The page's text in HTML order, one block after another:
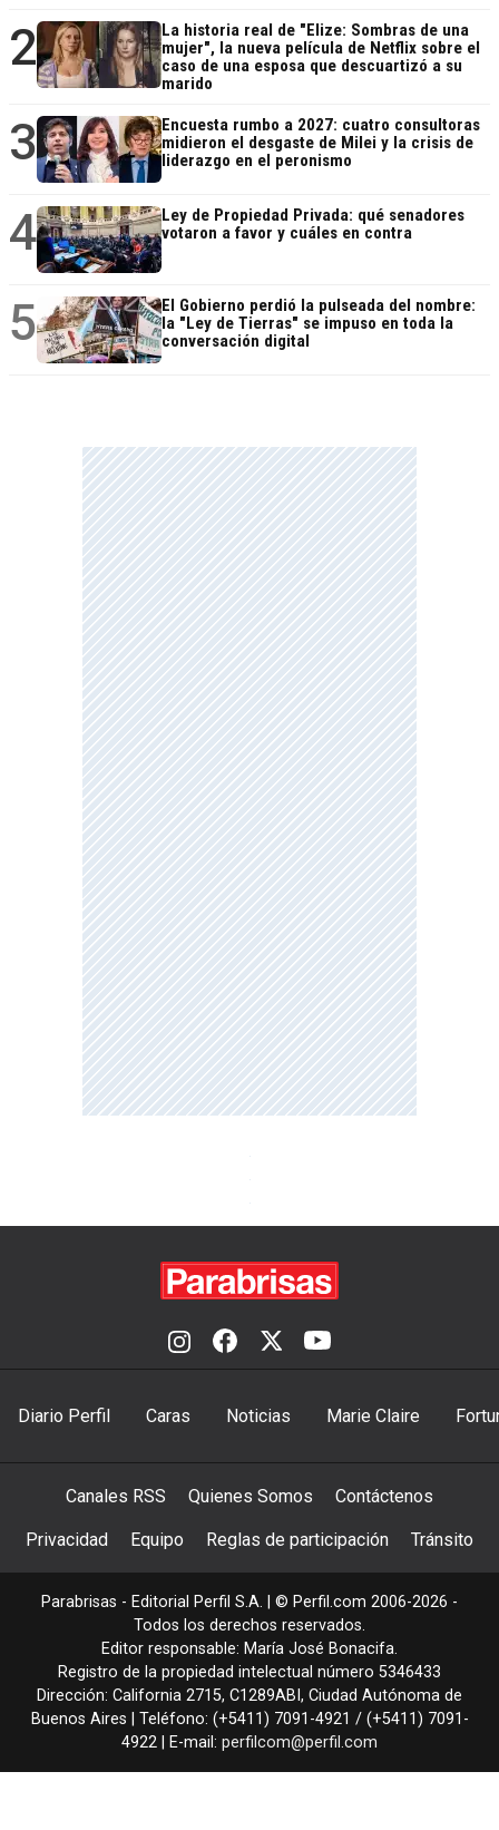
2
La historia real de "Elize: Sombras de una
mujer", la nueva película de Netflix sobre el
caso de una esposa que descuartizó a su
marido
3
Encuesta rumbo a 2027: cuatro consultoras
midieron el desgaste de Milei y la crisis de
liderazgo en el peronismo
4
Ley de Propiedad Privada: qué senadores
votaron a favor y cuáles en contra
5
El Gobierno perdió la pulseada del nombre:
la "Ley de Tierras" se impuso en toda la
conversación digital
Diario Perfil Caras Noticias Marie Claire
Canales RSS Quienes Somos Contáctenos
Privacidad Equipo Reglas de participación Tránsito
Parabrisas - Editorial Perfil S.A. | © Perfil.com 2006-2026 -
Todos los derechos reservados.
Editor responsable: María José Bonacifa.
Registro de la propiedad intelectual número 5346433
Dirección: California 2715, C1289ABI , Ciudad Autónoma de
Buenos Aires | Teléfono: (+5411) 7091-4921 / (+5411) 7091-
4922 | E-mail: perfilcom@perfil.com